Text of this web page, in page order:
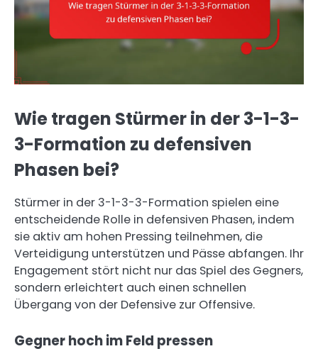
Wie tragen Stürmer in der 3-1-3-
3-Formation zu defensiven
Phasen bei?
Stürmer in der 3-1-3-3-Formation spielen eine
entscheidende Rolle in defensiven Phasen, indem
sie aktiv am hohen Pressing teilnehmen, die
Verteidigung unterstützen und Pässe abfangen. Ihr
Engagement stört nicht nur das Spiel des Gegners,
sondern erleichtert auch einen schnellen
Übergang von der Defensive zur Offensive.
Gegner hoch im Feld pressen